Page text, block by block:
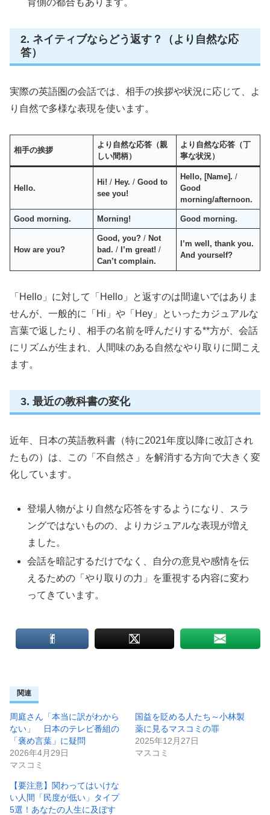
2. ネイティブならどう返す？（より自然な応
答）
実際の英語圏の会話では、相手の挨拶や状況に応じて、よ
り自然で多様な表現を使います。
相手の挨拶
より自然な応答（親
しい間柄）
より自然な応答（丁
寧な状況）
Hello.
Hi! / Hey. /Good to
see you!
Hello, [Name]. /
Good
morning/afternoon.
Good morning. Morning! Good morning.
How are you?
Good, you? / Not
bad. / I’m great! /
Can’t complain.
I’m well, thank you.
And yourself?
「Hello」に対して「Hello」と返すのは間違いではありま
せんが、一般的に「Hi」や「Hey」といったカジュアルな
言葉で返したり、相手の名前を呼んだりする**方が、会話
にリズムが生まれ、人間味のある自然なやり取りに聞こえ
ます。
3. 最近の教科書の変化
近年、日本の英語教科書（特に2021年度以降に改訂され
たもの）は、この「不自然さ」を解消する方向で大きく変
化しています。
登場人物がより自然な応答をするようになり、スラ
ングではないものの、よりカジュアルな表現が増え
ました。
会話を暗記するだけでなく、自分の意見や感情を伝
えるための「やり取りの力」を重視する内容に変わ
ってきています。
関連
周庭さん「本当に訳がわから
ない」 日本のテレビ番組の
「褒め言葉」に疑問
2026年4月29日
マスコミ
国益を貶める人たち～小林製
薬に見るマスコミの罪
2025年12月27日
マスコミ
【要注意】関わってはいけな
い人間「民度が低い」タイプ
5選！あなたの人生に及ぼす